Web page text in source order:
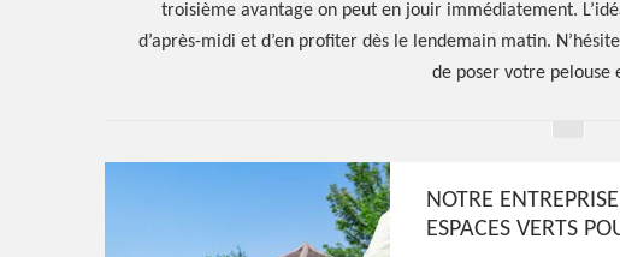
troisième avantage on peut en jouir immédiatement.
d’après-midi et d’en profiter dès le lendemain matin.
de poser votre pelouse
NOTRE
ESPACES VERTS